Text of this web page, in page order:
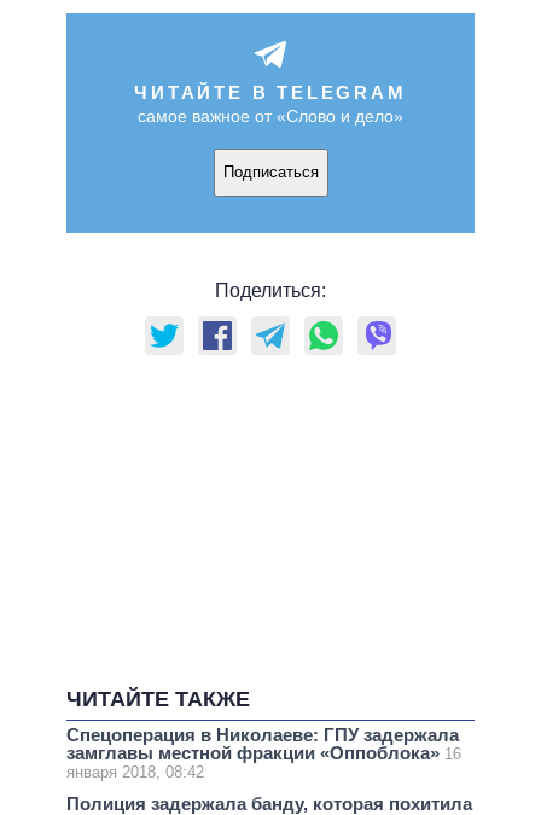
ЧИТАЙТЕ В TELEGRAM
самое важное от «Слово и дело»
Подписаться
Поделиться:
ЧИТАЙТЕ ТАКЖЕ
Спецоперация в Николаеве: ГПУ задержала
замглавы местной фракции «Оппоблока» 16
января 2018, 08:42
Полиция задержала банду, которая похитила